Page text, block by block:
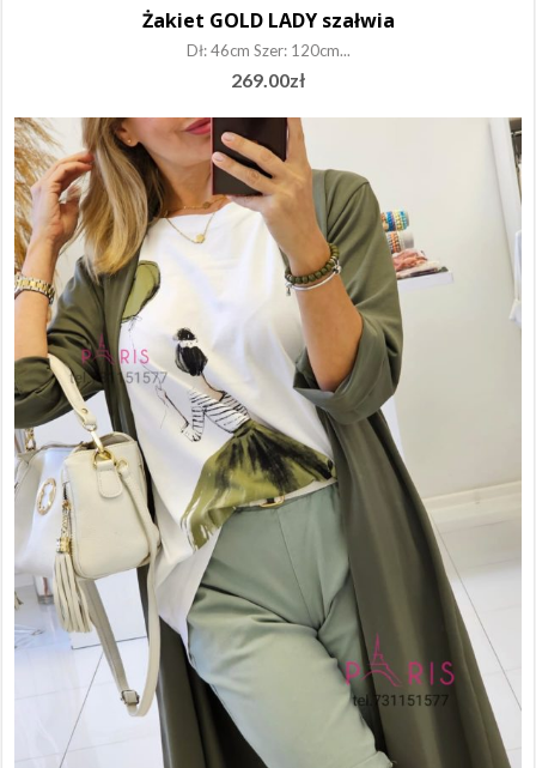
Żakiet GOLD LADY szałwia
Dł: 46cm Szer: 120cm...
269.00zł